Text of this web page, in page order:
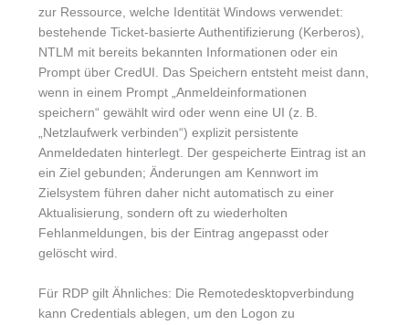
zur Ressource, welche Identität Windows verwendet:
bestehende Ticket-basierte Authentifizierung (Kerberos),
NTLM mit bereits bekannten Informationen oder ein
Prompt über CredUI. Das Speichern entsteht meist dann,
wenn in einem Prompt „Anmeldeinformationen
speichern“ gewählt wird oder wenn eine UI (z. B.
„Netzlaufwerk verbinden“) explizit persistente
Anmeldedaten hinterlegt. Der gespeicherte Eintrag ist an
ein Ziel gebunden; Änderungen am Kennwort im
Zielsystem führen daher nicht automatisch zu einer
Aktualisierung, sondern oft zu wiederholten
Fehlanmeldungen, bis der Eintrag angepasst oder
gelöscht wird.
Für RDP gilt Ähnliches: Die Remotedesktopverbindung
kann Credentials ablegen, um den Logon zu